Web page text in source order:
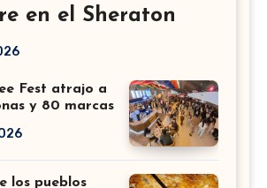
en el Sheraton
Fest atrajo a
y 80 marcas
los pueblos